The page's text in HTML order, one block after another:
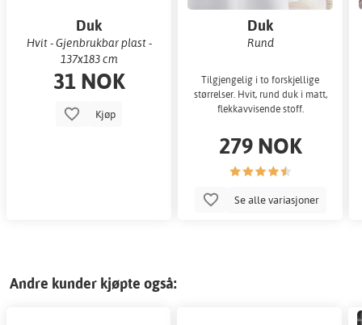
Duk
Hvit - Gjenbrukbar plast -
137x183 cm
31 NOK
Kjøp
Duk
Rund
Tilgjengelig i to forskjellige
størrelser. Hvit, rund duk i matt,
flekkavvisende stoff.
279 NOK
Se alle variasjoner
Andre kunder kjøpte også: